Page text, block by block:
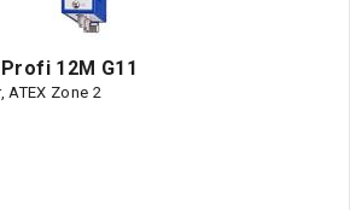
12M G11
ATEX Zone 2